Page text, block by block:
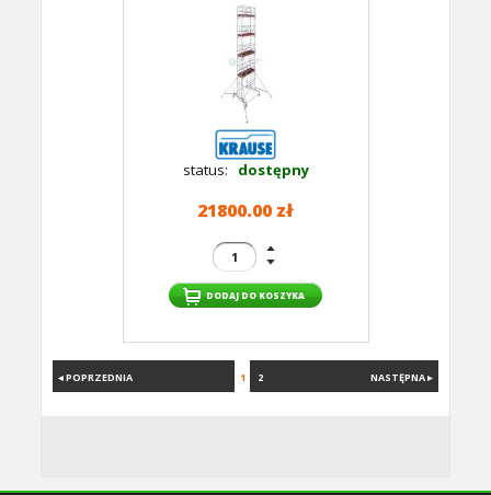
GUARDMATIC Nowa
norma PN EN 1004-1
status: dostępny
21800.00 zł
NASTĘPNA ▸
1 2
◂ POPRZEDNIA